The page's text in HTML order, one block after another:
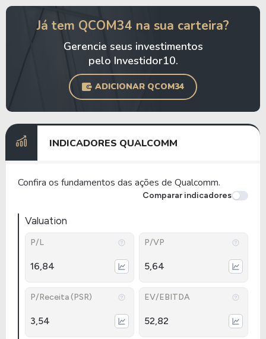
Já tem QCOM34 na sua carteira?
Gerencie seus investimentos
pelo Investidor10.
ADICIONAR QCOM34
INDICADORES QUALCOMM
Confira os fundamentos das ações de Qualcomm.
Comparar indicadores
Valuation
P/L
16,84
P/VP
5,64
P/Receita (PSR)
3,54
EV/EBITDA
52,82